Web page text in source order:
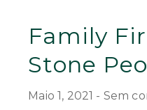
Family
Stone
Maio 1, 2021 Sem